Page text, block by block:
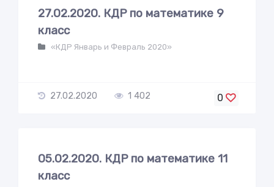
27.02.2020. КДР по математике 9
класс
«КДР Январь и Февраль 2020»
27.02.2020 1 402 0
05.02.2020. КДР по математике 11
класс